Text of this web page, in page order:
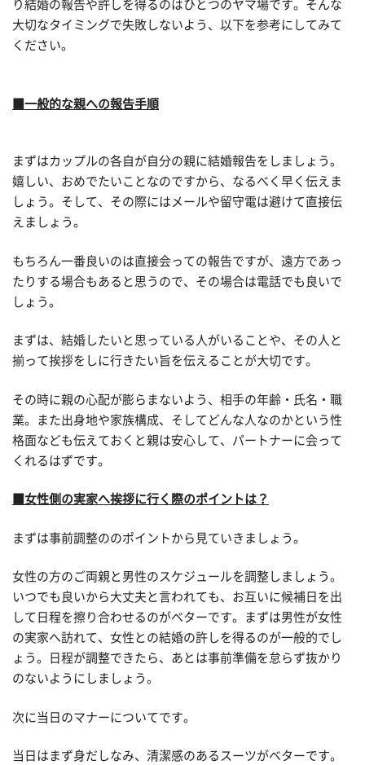
り結婚の報告や許しを得るのはひとつのヤマ場です。そんな
大切なタイミングで失敗しないよう、以下を参考にしてみて
ください。
■一般的な親への報告手順
まずはカップルの各自が自分の親に結婚報告をしましょう。
嬉しい、おめでたいことなのですから、なるべく早く伝えま
しょう。そして、その際にはメールや留守電は避けて直接伝
えましょう。
もちろん一番良いのは直接会っての報告ですが、遠方であっ
たりする場合もあると思うので、その場合は電話でも良いで
しょう。
まずは、結婚したいと思っている人がいることや、その人と
揃って挨拶をしに行きたい旨を伝えることが大切です。
その時に親の心配が膨らまないよう、相手の年齢・氏名・職
業。また出身地や家族構成、そしてどんな人なのかという性
格面なども伝えておくと親は安心して、パートナーに会って
くれるはずです。
■女性側の実家へ挨拶に行く際のポイントは？
まずは事前調整ののポイントから見ていきましょう。
女性の方のご両親と男性のスケジュールを調整しましょう。
いつでも良いから大丈夫と言われても、お互いに候補日を出
して日程を擦り合わせるのがベターです。まずは男性が女性
の実家へ訪れて、女性との結婚の許しを得るのが一般的でし
ょう。日程が調整できたら、あとは事前準備を怠らず抜かり
のないようにしましょう。
次に当日のマナーについてです。
当日はまず身だしなみ、清潔感のあるスーツがベターです。